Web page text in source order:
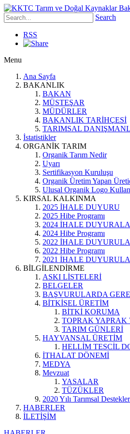
Search
RSS
Menu
Ana Sayfa
BAKANLIK
BAKAN
MÜSTEŞAR
MÜDÜRLER
BAKANLIK TARİHÇESİ
TARIMSAL
İstatistikler
ORGANİK TARIM
Organik Tarım Nedir
Uyarı
Sertifikasyon Kuruluşu
Organik Üretim Yapan
Ulusal Organik Logo
KIRSAL KALKINMA
2025 İHALE DUYURU
2025 Hibe Programı
2024 İHALE
2024 Hibe Programı
2022 İHALE
2022 Hibe Programı
2021 İHALE
BİLGİLENDİRME
ASKI LİSTELERİ
BELGELER
BAŞVURULARDA
BİTKİSEL ÜRETİM
BİTKİ KORUMA
TOPRAK
TARIM GÜNLERİ
HAYVANSAL ÜRETİM
HELLİM TESCİL
İTHALAT DÖNEMİ
MEDYA
Mevzuat
YASALAR
TÜZÜKLER
2020 Yılı Tarımsal Destekler
HABERLER
İLETİŞİM